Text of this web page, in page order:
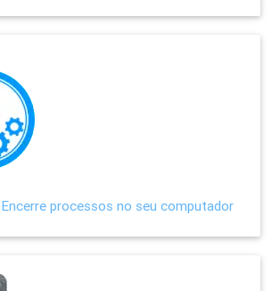
processos no seu computador